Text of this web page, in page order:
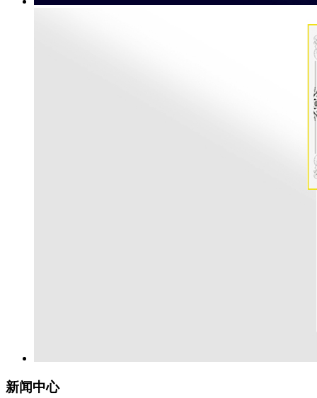
新闻中心